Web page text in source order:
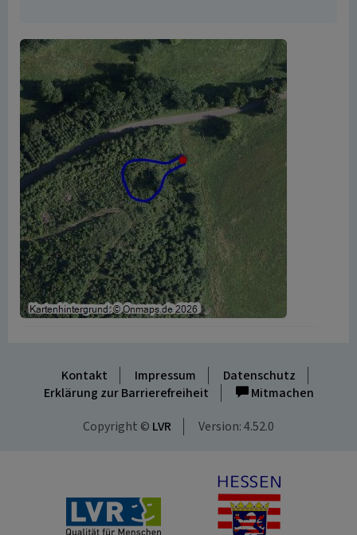
Kontakt Impressum
Datenschutz
Erklärung zur Barrierefreiheit
Mitmachen
Copyright © LVR Version: 4.52.0